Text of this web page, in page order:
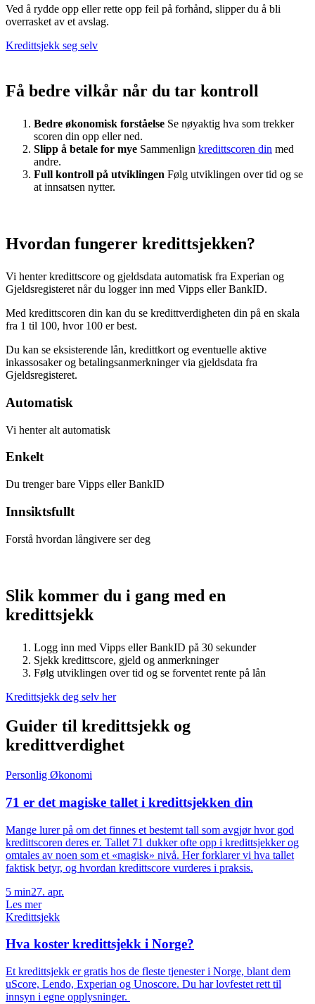
Ved å rydde opp eller rette opp feil på forhånd, slipper du å bli
overrasket av et avslag.
Kredittsjekk seg selv
Få bedre vilkår når du tar kontroll
Bedre økonomisk forståelse Se nøyaktig hva som trekker
scoren din opp eller ned.
Slipp å betale for mye Sammenlign kredittscoren din med
andre.
Full kontroll på utviklingen Følg utviklingen over tid og se
at innsatsen nytter.
Hvordan fungerer kredittsjekken?
Vi henter kredittscore og gjeldsdata automatisk fra Experian og
Gjeldsregisteret når du logger inn med Vipps eller BankID.
Med kredittscoren din kan du se kredittverdigheten din på en skala
fra 1 til 100, hvor 100 er best.
Du kan se eksisterende lån, kredittkort og eventuelle aktive
inkassosaker og betalingsanmerkninger via gjeldsdata fra
Gjeldsregisteret.
Automatisk
Vi henter alt automatisk
Enkelt
Du trenger bare Vipps eller BankID
Innsiktsfullt
Forstå hvordan långivere ser deg
Slik kommer du i gang med en
kredittsjekk
Logg inn med Vipps eller BankID på 30 sekunder
Sjekk kredittscore, gjeld og anmerkninger
Følg utviklingen over tid og se forventet rente på lån
Kredittsjekk deg selv her
Guider til kredittsjekk og
kredittverdighet
Personlig Økonomi
71 er det magiske tallet i kredittsjekken din
Mange lurer på om det finnes et bestemt tall som avgjør hvor god
kredittscoren deres er. Tallet 71 dukker ofte opp i kredittsjekker og
omtales av noen som et «magisk» nivå. Her forklarer vi hva tallet
faktisk betyr, og hvordan kredittscore vurderes i praksis.
5 min27. apr.
Les mer
Kredittsjekk
Hva koster kredittsjekk i Norge?
Et kredittsjekk er gratis hos de fleste tjenester i Norge, blant dem
uScore, Lendo, Experian og Unoscore. Du har lovfestet rett til
innsyn i egne opplysninger.